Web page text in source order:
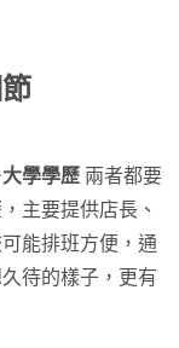
學學歷 兩者都要
主要提供店長、
能排班方便，通
待的樣子，更有